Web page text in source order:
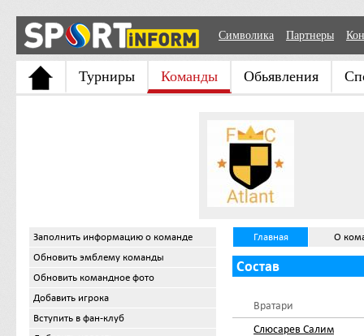
Символика Партнеры
Турниры Команды Обьявления
Заполнить информацию о команде
Обновить эмблему команды
Обновить командное фото
Добавить игрока
Вступить в фан-клуб
Главная О
Состав
Вратари
Слюсарев Салим